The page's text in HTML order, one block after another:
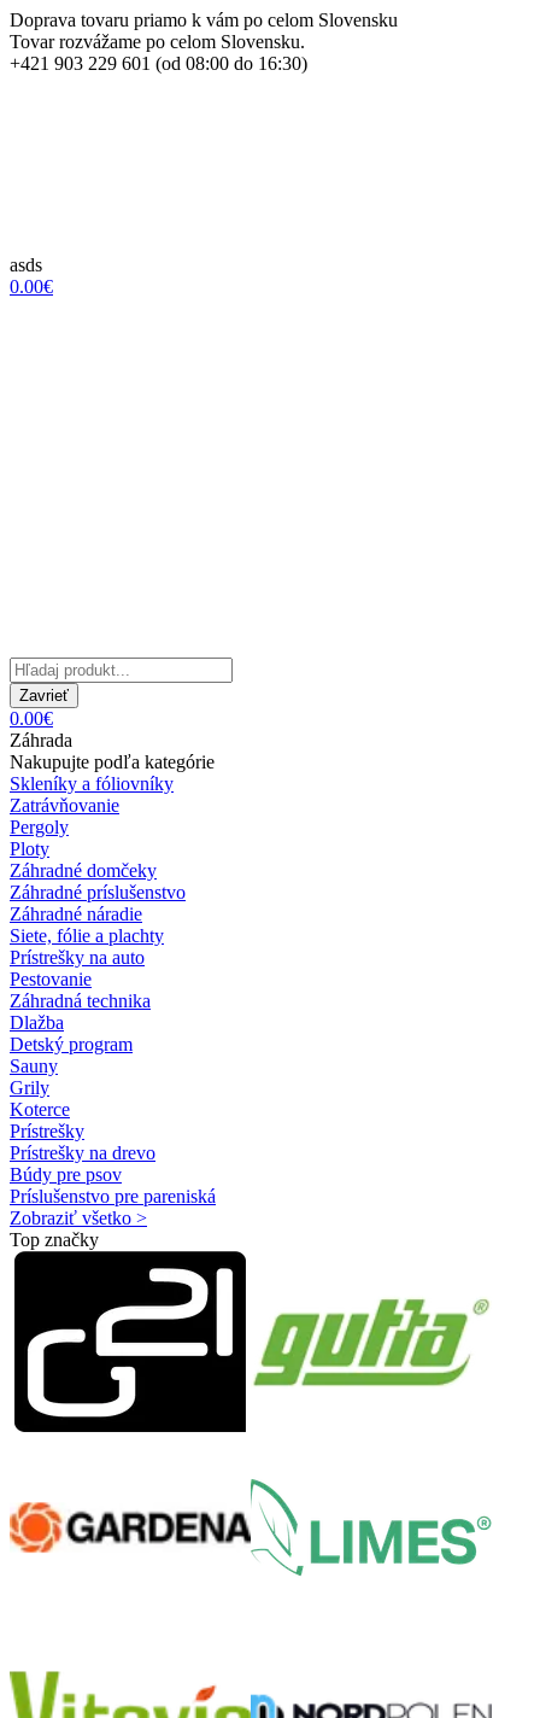
Doprava tovaru priamo k vám po celom Slovensku
Tovar rozvážame po celom Slovensku.
+421 903 229 601 (od 08:00 do 16:30)
asds
0.00€
Zavrieť
0.00€
Záhrada
Nakupujte podľa kategórie
Skleníky a fóliovníky
Zatrávňovanie
Pergoly
Ploty
Záhradné domčeky
Záhradné príslušenstvo
Záhradné náradie
Siete, fólie a plachty
Prístrešky na auto
Pestovanie
Záhradná technika
Dlažba
Detský program
Sauny
Grily
Koterce
Prístrešky
Prístrešky na drevo
Búdy pre psov
Príslušenstvo pre pareniská
Zobraziť všetko >
Top značky